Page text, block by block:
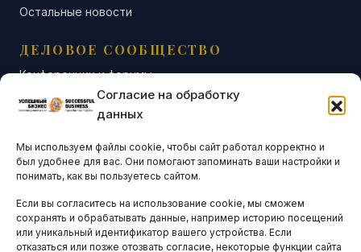
Согласие на обработку
данных
Мы используем файлы cookie, чтобы сайт работал корректно и
был удобнее для вас. Они помогают запоминать ваши настройки и
понимать, как вы пользуетесь сайтом.
Если вы согласитесь на использование cookie, мы сможем
сохранять и обрабатывать данные, например историю посещений
или уникальный идентификатор вашего устройства. Если
отказаться или позже отозвать согласие, некоторые функции сайта
Остальные новости
ДЕЛОВОЕ СООБЩЕСТВО
Конференции и форумы
Бизнес-клубы и ассоциации
Остальные новости
АНАЛИТИКА И СТАТИСТИКА
ARTICLES IN ENGLISH